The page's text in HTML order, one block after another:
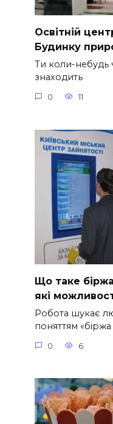
Освітній
Будинку
Ти коли-небудь
знаходить
0 11
Що таке
які
Робота шукає
поняттям «біржа
0 6